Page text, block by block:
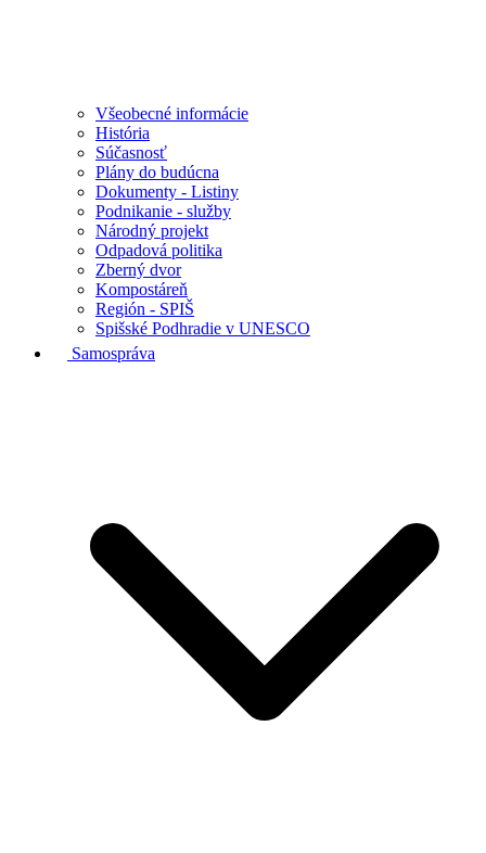
Všeobecné informácie
História
Súčasnosť
Plány do budúcna
Dokumenty - Listiny
Podnikanie - služby
Národný projekt
Odpadová politika
Zberný dvor
Kompostáreň
Región - SPIŠ
Spišské Podhradie v UNESCO
Samospráva